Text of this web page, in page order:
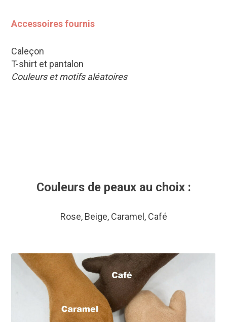
Accessoires fournis
Caleçon
T-shirt et pantalon
Couleurs et motifs aléatoires
Couleurs de peaux au choix :
Rose, Beige, Caramel, Café